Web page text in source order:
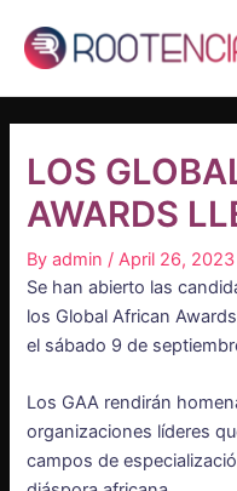
content
LOS
AWARDS
Byadmin /April 26, 2023
Se han abierto las
los Global African
el sábado 9 de
Los GAA rendirán
organizaciones líderes
campos de
navigation